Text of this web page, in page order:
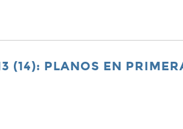
(14): PLANOS EN